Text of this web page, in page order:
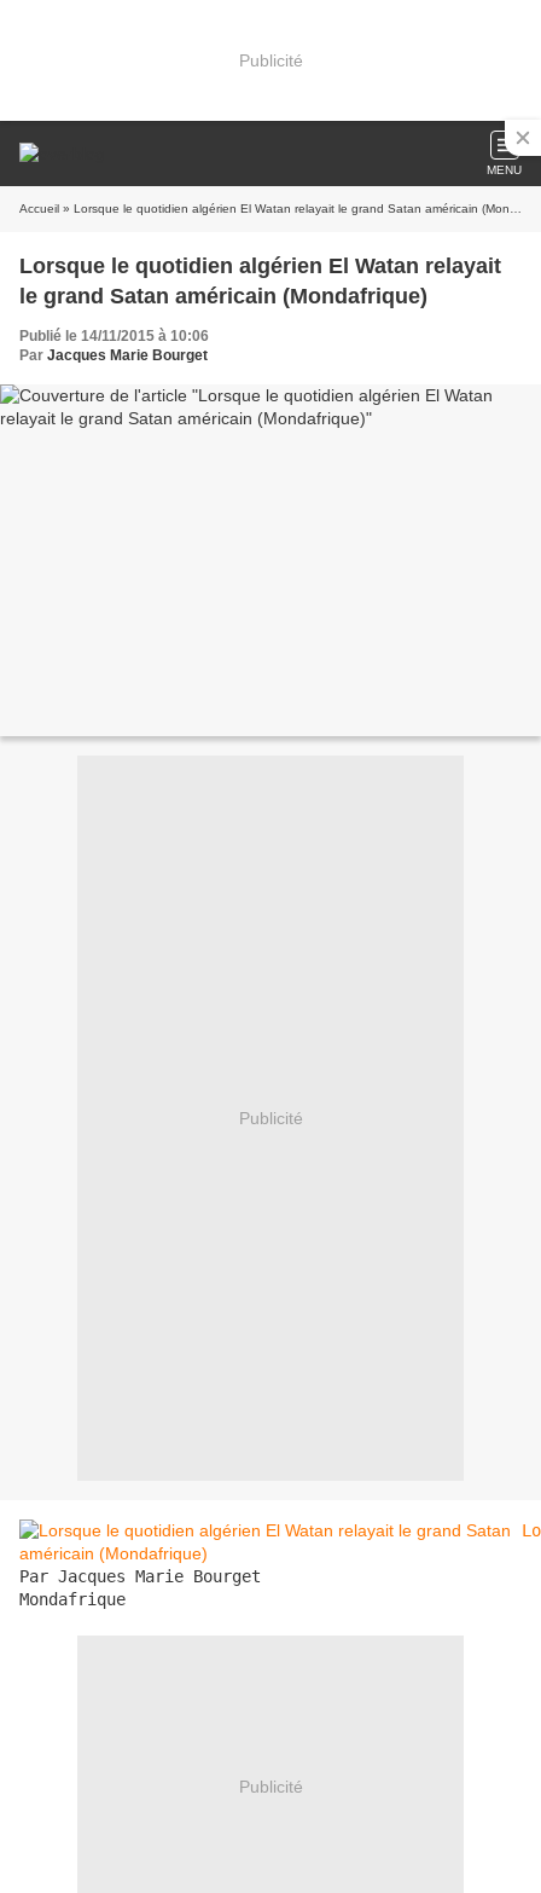
Publicité
MENU
Accueil » Lorsque le quotidien algérien El Watan relayait le grand Satan américain (Mondafrique)
Lorsque le quotidien algérien El Watan relayait
le grand Satan américain (Mondafrique)
Publié le 14/11/2015 à 10:06
Par Jacques Marie Bourget
Publicité
Par Jacques Marie Bourget
Mondafrique
Publicité